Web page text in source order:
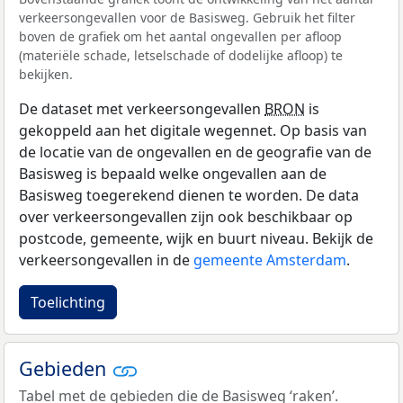
verkeersongevallen voor de Basisweg. Gebruik het filter
boven de grafiek om het aantal ongevallen per afloop
(materiële schade, letselschade of dodelijke afloop) te
bekijken.
De dataset met verkeersongevallen BRON is
gekoppeld aan het digitale wegennet. Op basis van
de locatie van de ongevallen en de geografie van de
Basisweg is bepaald welke ongevallen aan de
Basisweg toegerekend dienen te worden. De data
over verkeersongevallen zijn ook beschikbaar op
postcode, gemeente, wijk en buurt niveau. Bekijk de
verkeersongevallen in de gemeente Amsterdam.
Toelichting
Gebieden
Tabel met de gebieden die de Basisweg ‘raken’.